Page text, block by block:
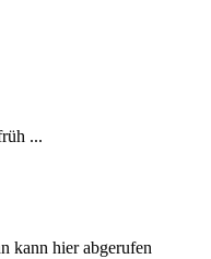
...
kann hier abgerufen